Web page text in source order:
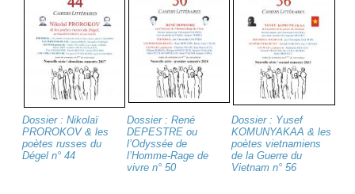
Dossier : Nikolaï
PROROKOV & les
poètes russes du
Dégel n° 44
Dossier : René
DEPESTRE ou
l’Odyssée de
l’Homme-Rage de
vivre n° 50
Dossier : Yusef
KOMUNYAKAA & les
poètes vietnamiens
de la Guerre du
Vietnam n° 56